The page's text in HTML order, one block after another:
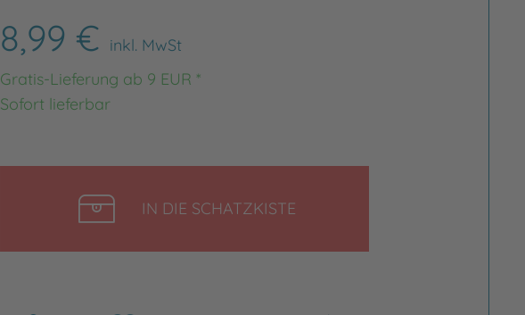
8,99 € inkl. MwSt
Gratis-Lieferung ab 9 EUR *
Sofort lieferbar
IN DIE SCHATZKISTE